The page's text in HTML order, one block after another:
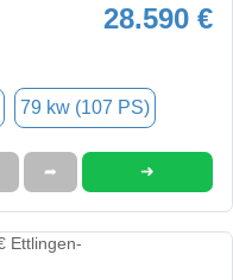
28.590 €
79 kw (107 PS)
➦ ➜